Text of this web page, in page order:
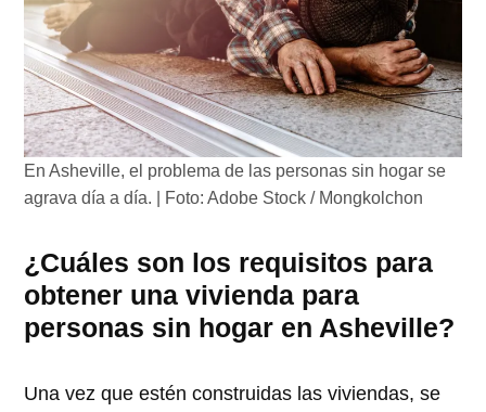
En Asheville, el problema de las personas sin hogar se
agrava día a día. | Foto: Adobe Stock / Mongkolchon
¿Cuáles son los requisitos para
obtener una vivienda para
personas sin hogar en Asheville?
Una vez que estén construidas las viviendas, se